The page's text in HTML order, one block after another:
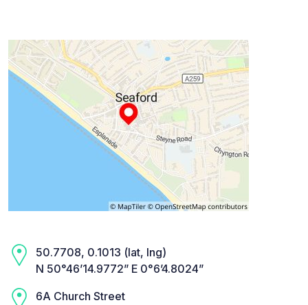
50.7708, 0.1013 (lat, lng)
N 50°46’14.9772” E 0°6’4.8024”
6A Church Street